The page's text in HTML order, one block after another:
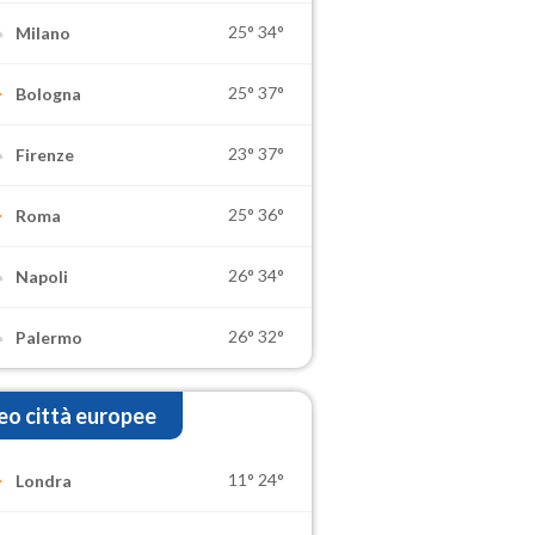
Milano 25° 34°
Bologna 25° 37°
Firenze 23° 37°
Roma 25° 36°
Napoli 26° 34°
Palermo 26° 32°
città europee
Londra 11° 24°